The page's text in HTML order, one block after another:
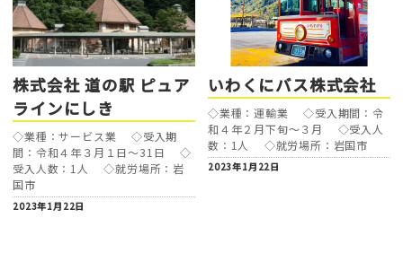
株式会社 道の駅 ピュア
ラインにしき
◇業種：サービス業 ◇受入期
間：令和４年３月１日～31日 ◇
受入人数：1人 ◇就労場所：岩
国市
2023年1月22日
いわくにバス株式会社
◇業種：運輸業 ◇受入期間：令
和４年２月下旬～３月 ◇受入人
数：1人 ◇就労場所：岩国市
2023年1月22日